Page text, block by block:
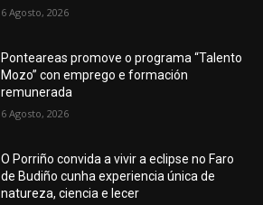
6 Agosto, 2026
Ponteareas promove o programa “Talento
Mozo” con emprego e formación
remunerada
6 Agosto, 2026
O Porriño convida a vivir a eclipse no Faro
de Budiño cunha experiencia única de
natureza, ciencia e lecer